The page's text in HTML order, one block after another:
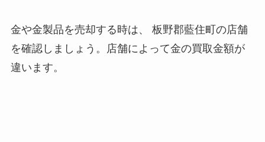
金や金製品を売却する時は、 板野郡藍住町の店舗
を確認しましょう。店舗によって金の買取金額が
違います。